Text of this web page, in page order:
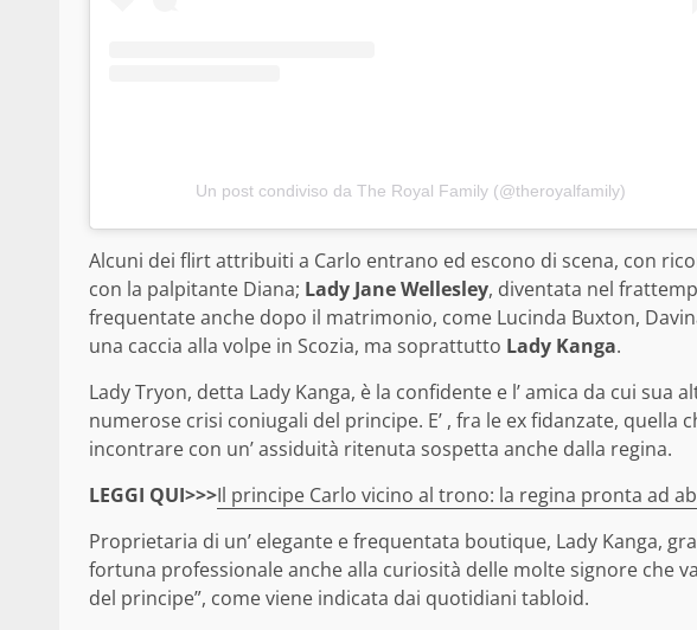
Un post condiviso da The Royal Family (@theroyalfamily)
Alcuni dei flirt attribuiti a Carlo entrano ed escono di scena, con
con la palpitante Diana; Lady Jane Wellesley, diventata nel
frequentate anche dopo il matrimonio, come Lucinda Buxton,
una caccia alla volpe in Scozia, ma soprattutto Lady Kanga.
Lady Tryon, detta Lady Kanga, è la confidente e l’ amica da cui sua
numerose crisi coniugali del principe. E’ , fra le ex fidanzate, quella
incontrare con un’ assiduità ritenuta sospetta anche dalla regina.
LEGGI QUI>>>Il principe Carlo vicino al trono: la regina pronta ad
Proprietaria di un’ elegante e frequentata boutique, Lady Kanga,
fortuna professionale anche alla curiosità delle molte signore che
del principe”, come viene indicata dai quotidiani tabloid.